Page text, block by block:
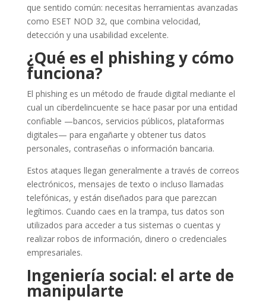
que sentido común: necesitas herramientas avanzadas
como ESET NOD 32, que combina velocidad,
detección y una usabilidad excelente.
¿Qué es el phishing y cómo
funciona?
El phishing es un método de fraude digital mediante el
cual un ciberdelincuente se hace pasar por una entidad
confiable —bancos, servicios públicos, plataformas
digitales— para engañarte y obtener tus datos
personales, contraseñas o información bancaria.
Estos ataques llegan generalmente a través de correos
electrónicos, mensajes de texto o incluso llamadas
telefónicas, y están diseñados para que parezcan
legítimos. Cuando caes en la trampa, tus datos son
utilizados para acceder a tus sistemas o cuentas y
realizar robos de información, dinero o credenciales
empresariales.
Ingeniería social: el arte de
manipularte